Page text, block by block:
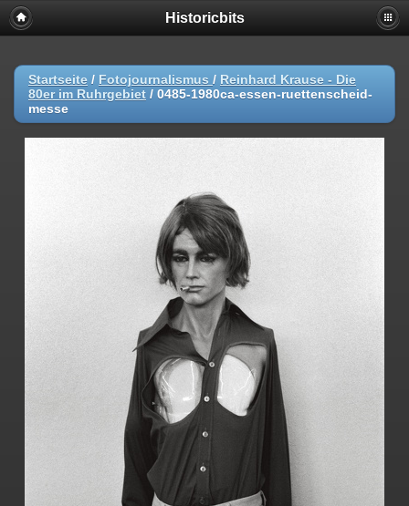
Historicbits
Startseite / Fotojournalismus / Reinhard Krause - Die
80er im Ruhrgebiet / 0485-1980ca-essen-ruettenscheid-
messe